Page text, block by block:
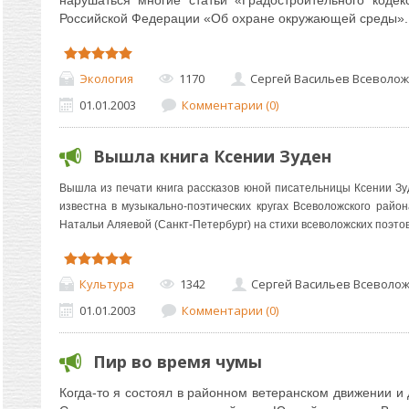
Российской Федерации «Об охране окружающей среды».
Экология 1170
Сергей Васильев
01.01.2003
Комментарии (0)
Вышла книга Ксении Зуден
Вышла из печати книга рассказов юной писательницы Ксении
известна в музыкально-поэтических кругах Всеволожского
Натальи Аляевой (Санкт-Петербург) на стихи всеволожских
Культура 1342
Сергей Васильев
01.01.2003
Комментарии (0)
Пир во время чумы
Когда-то я состоял в районном ветеранском движении